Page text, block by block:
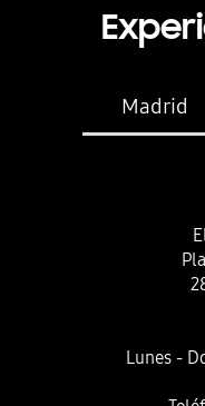
Madrid
Lunes -